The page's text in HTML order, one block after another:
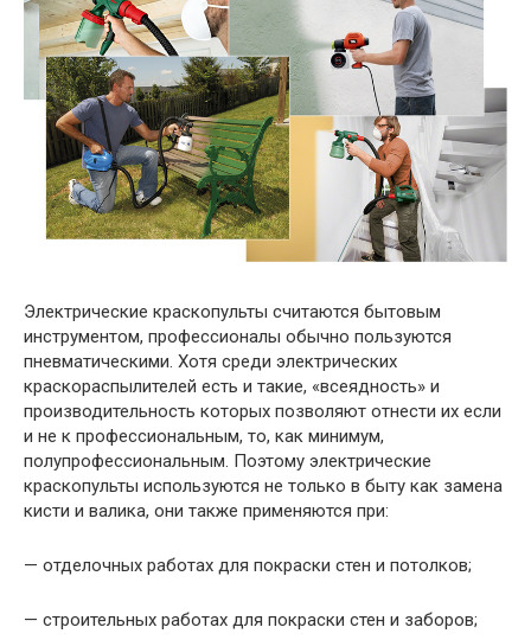
Электрические краскопульты считаются бытовым
инструментом, профессионалы обычно пользуются
пневматическими. Хотя среди электрических
краскораспылителей есть и такие, «всеядность» и
производительность которых позволяют отнести их если
и не к профессиональным, то, как минимум,
полупрофессиональным. Поэтому электрические
краскопульты используются не только в быту как замена
кисти и валика, они также применяются при:
— отделочных работах для покраски стен и потолков;
— строительных работах для покраски стен и заборов;